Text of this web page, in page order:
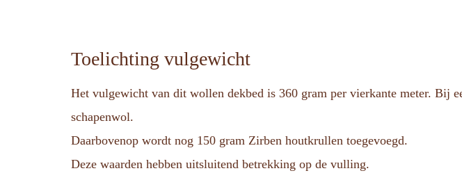
Toelichting vulgewicht
Het vulgewicht van dit wollen dekbed is 360 gram per vierkante meter. Bij
schapenwol.
Daarbovenop wordt nog 150 gram Zirben houtkrullen toegevoegd.
Deze waarden hebben uitsluitend betrekking op de vulling.